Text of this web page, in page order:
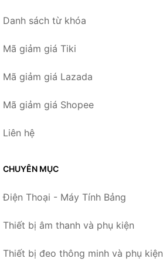
Danh sách từ khóa
Mã giảm giá Tiki
Mã giảm giá Lazada
Mã giảm giá Shopee
Liên hệ
CHUYÊN MỤC
Điện Thoại - Máy Tính Bảng
Thiết bị âm thanh và phụ kiện
Thiết bị đeo thông minh và phụ kiện